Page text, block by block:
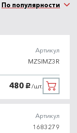
По популярности
Артикул
MZSIMZ3R
480 руб./шт.
Артикул
1683279